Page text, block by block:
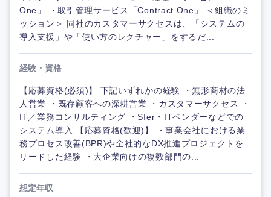
One」 ・取引管理サービス「Contract One」 ＜組織のミ
ッション＞ 同社のカスタマーサクセスは、「システムの
導入支援」や「使い方のレクチャー」をするだ...
経験・資格
【応募資格(必須)】 下記いずれかの経験 ・無形商材の法
人営業 ・既存顧客への深耕営業 ・カスタマーサクセス ・
IT／業務コンサルティング ・SIer・ITベンダーなどでの
システム導入 【応募資格(歓迎)】 ・事業会社における業
務プロセス改善(BPR)や全社的なDX推進プロジェクトを
リードした経験 ・大企業向けの複数部門の...
想定年収